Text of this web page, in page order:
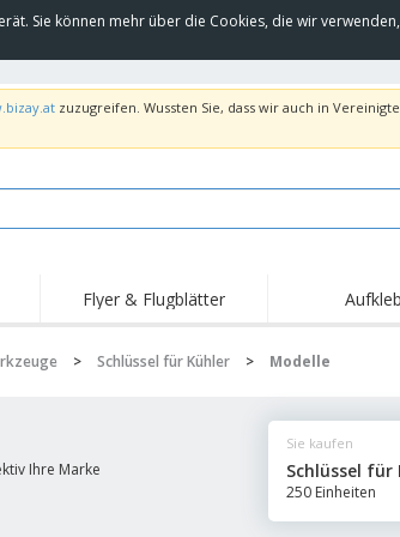
Sie können mehr über die Cookies, die wir
zuzugreifen. Wussten Sie, dass wir auch in
Take-away
Neue Produkte
Zubehör
Armbanduhren
Flyer & Flugblätter
> Schlüssel für Kühler > Modelle
Ihre Marke
Sie kaufen
Schlüssel für
250 Einheiten